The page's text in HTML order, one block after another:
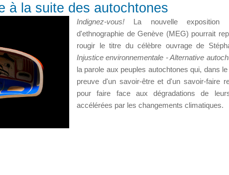
à la suite des autochtones
Indignez-vous! La nouvelle exposition
d'ethnographie de Genève (MEG) pourrait
rougir le titre du célèbre ouvrage de
Injustice environnementale - Alternative
la parole aux peuples autochtones qui, dans
preuve d'un savoir-être et d'un savoir-faire
pour faire face aux dégradations de
accélérées par les changements climatiques.